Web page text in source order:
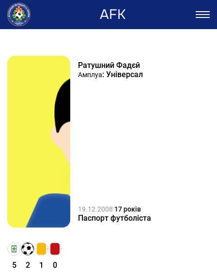
AFK
Ратушний Фадєй
Амплуа: Універсал
19.12.2008 17 років
Паспорт футболіста
5 2 1 0